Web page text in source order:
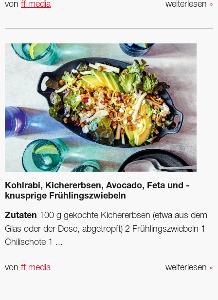
weiterlesen »
von ff media
Kohlrabi, Kicher­erbsen, ­Avocado, Feta und ­
knusprige Frühlings­zwiebeln
Zutaten 100 g gekochte Kicher­erbsen (etwa aus dem
Glas oder der Dose, abgetropft) 2 Frühlingszwiebeln 1
Chilischote 1 ...
weiterlesen »
von ff media